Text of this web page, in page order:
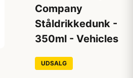
Company
Ståldrikkedunk -
350ml - Vehicles
UDSALG